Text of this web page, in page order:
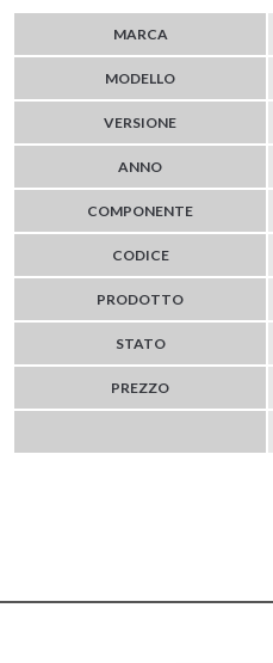
MARCA
MODELLO
VERSIONE
ANNO
COMPONENTE
CODICE
PRODOTTO
STATO
PREZZO